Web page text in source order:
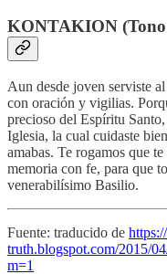
KONTAKION
Aun desde joven serviste
con oración y vigilias.
precioso del Espíritu
Iglesia, la cual cuidaste
amabas. Te rogamos que
memoria con fe, para que
venerabilísimo Basilio.
Fuente: traducido de
truth.blogspot.com/2015/
m=1